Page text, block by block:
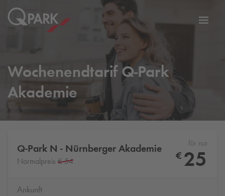
Zur
Wochenendtarif Q-Park
Akademie
Q-Park N - Nürnberger Akademie
Normalpreis € 54
für nur
€ 25
Ankunft